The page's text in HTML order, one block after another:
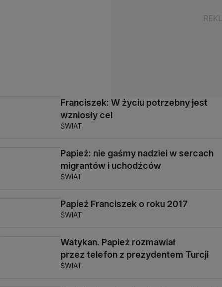
Franciszek: W życiu potrzebny jest
wzniosły cel
ŚWIAT
Papież: nie gaśmy nadziei w sercach
migrantów i uchodźców
ŚWIAT
Papież Franciszek o roku 2017
ŚWIAT
Watykan. Papież rozmawiał
przez telefon z prezydentem Turcji
ŚWIAT